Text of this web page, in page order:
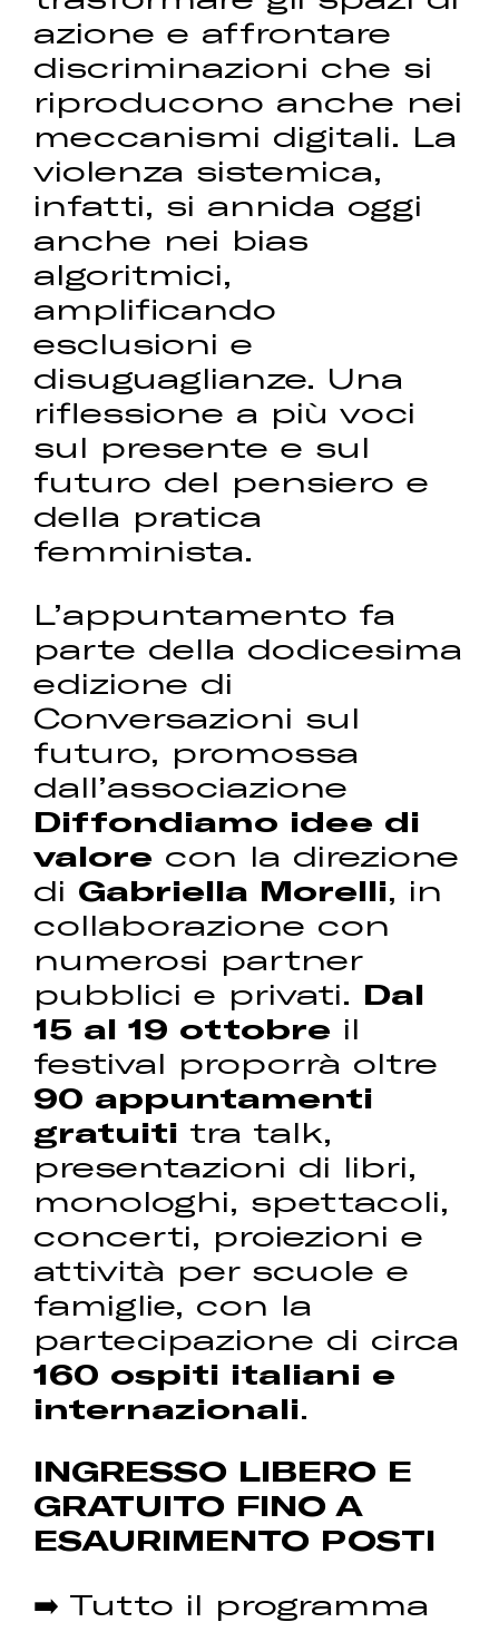
azione e affrontare
discriminazioni che si
riproducono anche nei
meccanismi digitali. La
violenza sistemica,
infatti, si annida oggi
anche nei bias
algoritmici,
amplificando
esclusioni e
disuguaglianze. Una
riflessione a più voci
sul presente e sul
futuro del pensiero e
della pratica
femminista.
L’appuntamento fa
parte della dodicesima
edizione di
Conversazioni sul
futuro, promossa
dall’associazione
Diffondiamo idee di
valore con la direzione
di Gabriella Morelli, in
collaborazione con
numerosi partner
pubblici e privati. Dal
15 al 19 ottobre il
festival proporrà oltre
90 appuntamenti
gratuiti tra talk,
presentazioni di libri,
monologhi, spettacoli,
concerti, proiezioni e
attività per scuole e
famiglie, con la
partecipazione di circa
160 ospiti italiani e
internazionali.
INGRESSO LIBERO E
GRATUITO FINO A
ESAURIMENTO POSTI
➡️ Tutto il programma